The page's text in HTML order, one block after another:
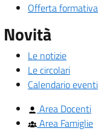
Offerta formativa
Novità
Le notizie
Le circolari
Calendario eventi
Area Docenti
Area Famiglie